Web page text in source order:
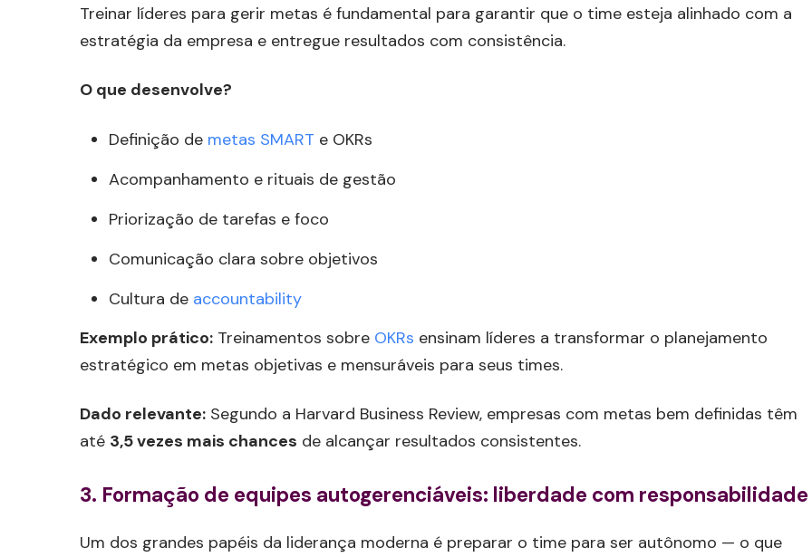
Treinar líderes para gerir metas é fundamental para garantir que o time esteja alinhado com a
estratégia da empresa e entregue resultados com consistência.
O que desenvolve?
Definição de metas SMART e OKRs
Acompanhamento e rituais de gestão
Priorização de tarefas e foco
Comunicação clara sobre objetivos
Cultura de accountability
Exemplo prático: Treinamentos sobre OKRs ensinam líderes a transformar o planejamento
estratégico em metas objetivas e mensuráveis para seus times.
Dado relevante: Segundo a Harvard Business Review, empresas com metas bem definidas têm
até 3,5 vezes mais chances de alcançar resultados consistentes.
3. Formação de equipes autogerenciáveis: liberdade com responsabilidade
Um dos grandes papéis da liderança moderna é preparar o time para ser autônomo — o que